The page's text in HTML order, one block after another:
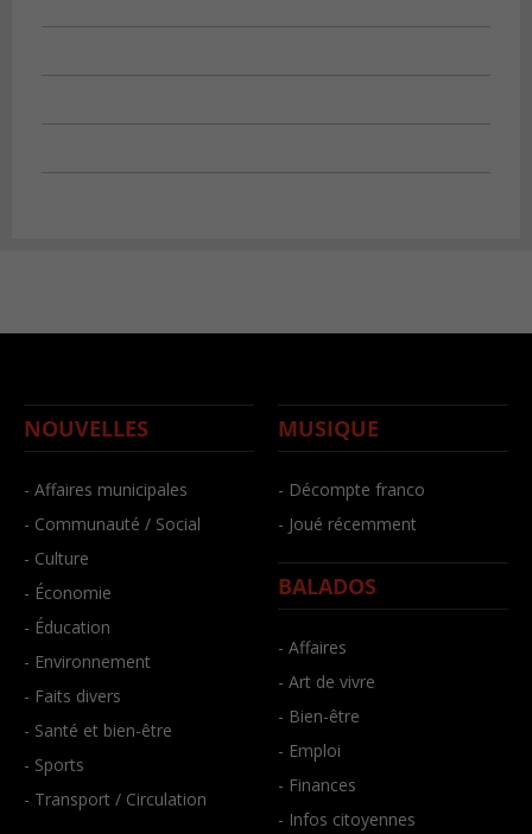
NOUVELLES
- Affaires municipales
- Communauté / Social
- Culture
- Économie
- Éducation
- Environnement
- Faits divers
- Santé et bien-être
- Sports
- Transport / Circulation
MUSIQUE
- Décompte franco
- Joué récemment
BALADOS
- Affaires
- Art de vivre
- Bien-être
- Emploi
- Finances
- Infos citoyennes